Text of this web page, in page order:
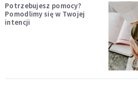
Potrzebujesz pomocy?
Pomodlimy się w Twojej
intencji